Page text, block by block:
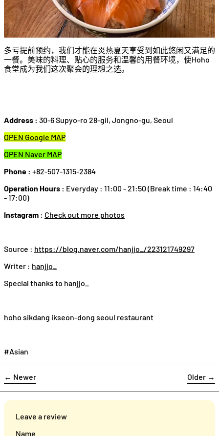
多亏提前预约，我们才能在炎热夏天享受到如此悠闲又满足的
一餐。美味的料理、贴心的服务和温馨的用餐环境，使Hoho
食堂成为我们这次聚会的理想之选。
Address : 30-6 Supyo-ro 28-gil, Jongno-gu, Seoul
OPEN Google MAP
OPEN Naver MAP
Phone : +82-507-1315-2384
Operation Hours : Everyday : 11:00 - 21:50 (Break time : 14:40
- 17:00)
Instagram : Check out more photos
Source : https://blog.naver.com/hanjjo_/223121749297
Writer : hanjjo_
Special thanks to hanjjo_
hoho sikdang ikseon-dong seoul restaurant
#Asian
← Newer Older →
Leave a review
Name